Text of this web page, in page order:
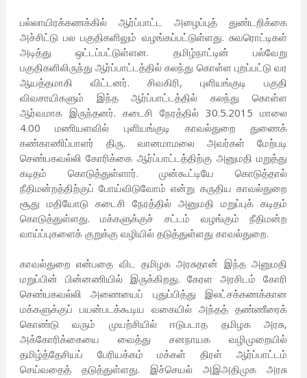
பல்லாயிரக்கணக்கில் ஆர்ப்பாட்ட அழைப்புத் துண்டறிக்கை
அச்சிட்டு பல பகுதிகளிலும் வழங்கப்பட்டுள்ளது. சுவரொட்டிகள்
அடித்து ஒட்டப்பட்டுள்ளன. தமிழ்நாட்டின் பல்வேறு
பகுதிகளிலிருந்து ஆர்ப்பாட்டத்தில் கலந்து கொள்ள புறப்பட்டு வர
ஆயத்தமாகி விட்டனர். சிவகிரி, புளியங்குடி பகுதி
விவசாயிகளும் இந்த ஆர்ப்பாட்டத்தில் கலந்து கொள்ள
ஆர்வமாக இருந்தனர். கடைசி நேரத்தில் 30.5.2015 மாலை
4.00 மணியளவில் புளியங்குடி காவல்துறை துணைக்
கண்காணிப்பாளர் திரு. வானமாமலை அவர்கள் மேற்படி
செண்பகவல்லி கோரிக்கை ஆர்ப்பாட்டத்திற்கு அனுமதி மறுத்து
கடிதம் கொடுத்துள்ளார். முன்கூட்டியே கொடுத்தால்
நீதிமன்றத்திற்குப் போய்விடுவோம் என்று கருதிய காவல்துறை
சூது மதியோடு கடைசி நேரத்தில் அனுமதி மறுப்புக் கடிதம்
கொடுத்துள்ளது. மக்களுக்குச் சட்டம் வழங்கும் நீதிமன்ற
வாய்ப்புகளைக் குறுக்கு வழியில் தடுத்துள்ளது காவல்துறை.
காவல்துறை என்பதை விட தமிழக அரசுதான் இந்த அனுமதி
மறுப்பின் பின்னணியில் இருக்கிறது. கேரள அரசிடம் கோரி
செண்பகவல்லி அணையைப் புதுப்பித்து இலட்சக்கணக்கான
மக்களுக்குப் பயன்படக்கூடிய வகையில் அந்தத் தண்ணீரைக்
கொண்டு வரும் முயற்சியில் ஈடுபடாத தமிழக அரசு,
அக்கோரிக்கையை வைத்து சனநாயக வழிமுறையில்
தமிழ்த்தேசியப் பேரியக்கம் மக்கள் திரள் ஆர்ப்பாட்டம்
செய்வதைத் தடுத்துள்ளது. இச்செயல் அஇஅதிமுக அரசு